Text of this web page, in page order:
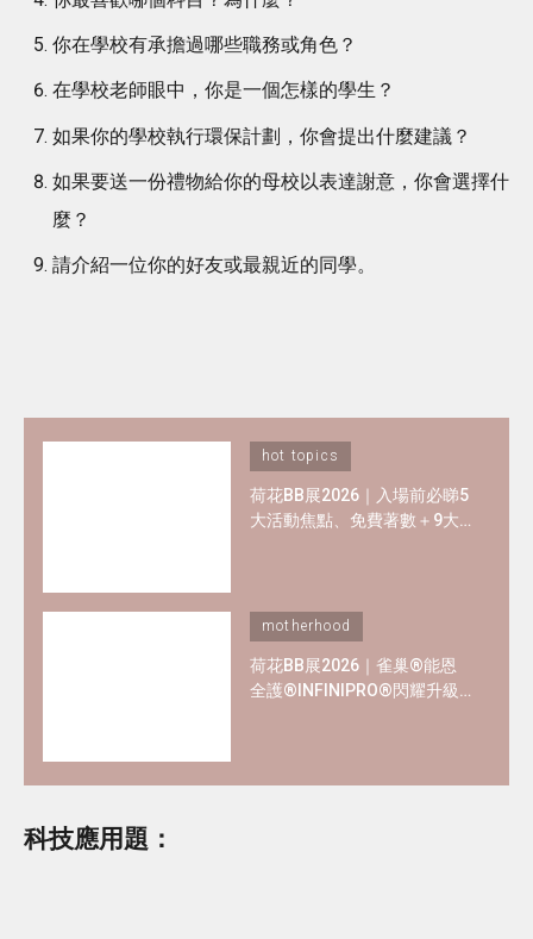
你在學校有承擔過哪些職務或角色？
在學校老師眼中，你是一個怎樣的學生？
如果你的學校執行環保計劃，你會提出什麼建議？
如果要送一份禮物給你的母校以表達謝意，你會選擇什
麼？
請介紹一位你的好友或最親近的同學。
hot topics
荷花BB展2026｜入場前必睇5
大活動焦點、免費著數＋9大
motherhood
荷花BB展2026｜雀巢®能恩
全護®INFINIPRO®閃耀升級
科技應用題：